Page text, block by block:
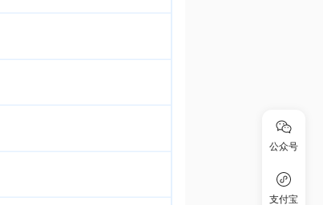
公众号
支付宝